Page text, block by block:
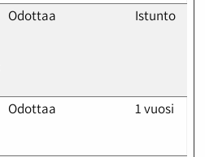
Odottaa Istunto
Odottaa 1 vuosi